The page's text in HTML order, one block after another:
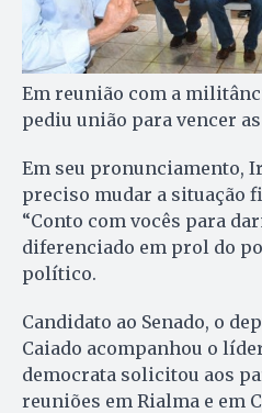
Em reunião com a
pediu união para vencer
Em seu pronunciamento,
preciso mudar a situação
“Conto com vocês para
diferenciado em prol do
político.
Candidato ao Senado, o
Caiado acompanhou o
democrata solicitou aos
reuniões em Rialma e em